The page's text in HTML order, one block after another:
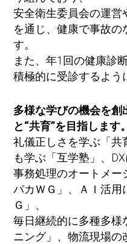
安全衛生委員会の運営
を通じ、健康で事故の
す。
また、年1回の健康診
積極的に受診するよう
多様な学びの機会を創
と“共育”を目指します。
礼儀正しさを学ぶ「共
も学ぶ「互学塾」、
事務処理のオートメー
パカＷＧ」、ＡＩ活用
Ｇ」、
毎日継続的に多種多様
ニング」、物流現場の